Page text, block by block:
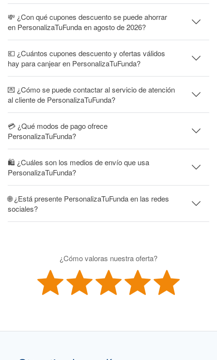
💸 ¿Con qué cupones descuento se puede ahorrar
en PersonalizaTuFunda en agosto de 2026?
💶 ¿Cuántos cupones descuento y ofertas válidos
hay para canjear en PersonalizaTuFunda?
💌 ¿Cómo se puede contactar al servicio de atención
al cliente de PersonalizaTuFunda?
💳 ¿Qué modos de pago ofrece
PersonalizaTuFunda?
🛍 ¿Cuáles son los medios de envío que usa
PersonalizaTuFunda?
🌐 ¿Está presente PersonalizaTuFunda en las redes
sociales?
¿Cómo valoras nuestra oferta?